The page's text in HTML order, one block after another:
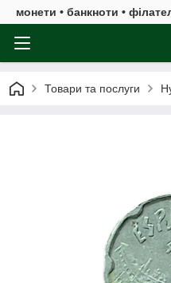
монети • банкноти •
Товари та послуги